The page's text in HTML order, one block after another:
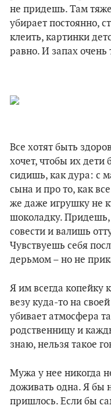
не придешь. Там
убирает постоянно,
клеить, картинки
равно. И запах
Все хотят быть
хочет, чтобы их
сидишь, как дура: с
сына и про то, как
же даже игрушку не
шоколадку. Придешь,
совести и валишь
Чувствуешь себя
дерьмом – но не
Я им всегда копейку
везу куда-то на
убивает атмосфера
родственницу и
знаю, нельзя такое
Мужа у нее никогда
доживать одна. Я бы
пришлось. Если бы